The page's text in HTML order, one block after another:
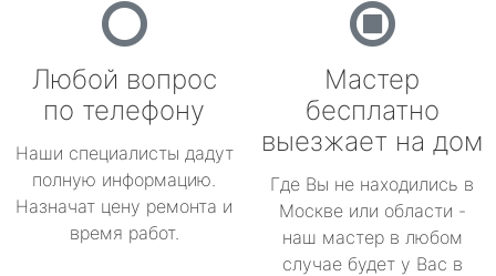
Любой вопрос
по телефону
Наши специалисты дадут
полную информацию.
Назначат цену ремонта и
время работ.
Мастер
бесплатно
выезжает на дом
Где Вы не находились в
Москве или области -
наш мастер в любом
случае будет у Вас в